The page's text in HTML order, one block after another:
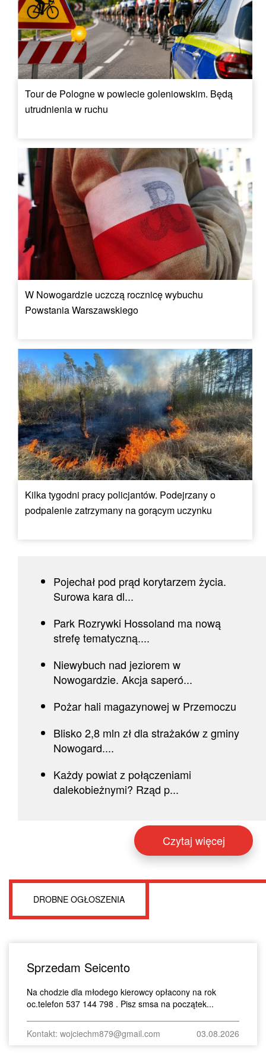
Tour de Pologne w powiecie goleniowskim. Będą
utrudnienia w ruchu
W Nowogardzie uczczą rocznicę wybuchu
Powstania Warszawskiego
Kilka tygodni pracy policjantów. Podejrzany o
podpalenie zatrzymany na gorącym uczynku
Pojechał pod prąd korytarzem życia.
Surowa kara dl...
Park Rozrywki Hossoland ma nową
strefę tematyczną....
Niewybuch nad jeziorem w
Nowogardzie. Akcja saperó...
Pożar hali magazynowej w Przemoczu
Blisko 2,8 mln zł dla strażaków z gminy
Nowogard....
Każdy powiat z połączeniami
dalekobieżnymi? Rząd p...
Czytaj więcej
DROBNE OGŁOSZENIA
Sprzedam Seicento
Na chodzie dla młodego kierowcy opłacony na rok
oc.telefon 537 144 798 . Pisz smsa na początek...
Kontakt: wojciechm879@gmail.com 03.08.2026